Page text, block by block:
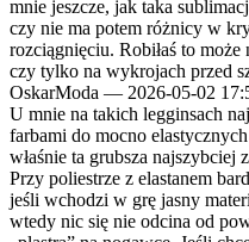
mnie jeszcze, jak taka
czy nie ma potem różnicy w
rozciągnięciu. Robiłaś to
czy tylko na wykrojach przed
OskarModa — 2026-05-02
U mnie na takich legginsach
farbami do mocno
właśnie ta grubsza najszybciej
Przy poliestrze z elastanem
jeśli wchodzi w grę jasny
wtedy nic się nie odcina od